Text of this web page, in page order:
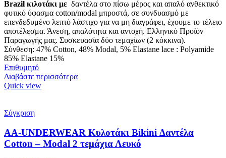
Brazil κιλοτάκι με δαντέλα στο πίσω μέρος και απαλό ανθεκτικό
φυτικό ύφασμα cotton/modal μπροστά, σε συνδυασμό με
επενδεδυμένο λεπτό λάστιχο για να μη διαγράφει, έχουμε το τέλειο
αποτέλεσμα. Άνεση, απαλότητα και αντοχή. Ελληνικό Προϊόν
Παραγωγής μας. Συσκευασία δύο τεμαχίων (2 κόκκινα).
Σύνθεση: 47% Cotton, 48% Modal, 5% Elastane lace : Polyamide
85% Elastane 15%
Επιθυμητό
Διαβάστε περισσότερα
Quick view
Σύγκριση
AA-UNDERWEAR Κυλοτάκι Bikini Δαντέλα
Cotton – Modal 2 τεμάχια Λευκό